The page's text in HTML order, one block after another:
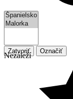
Zatvoriť Označiť
Nezáleží